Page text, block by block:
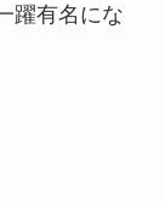
躍有名にな